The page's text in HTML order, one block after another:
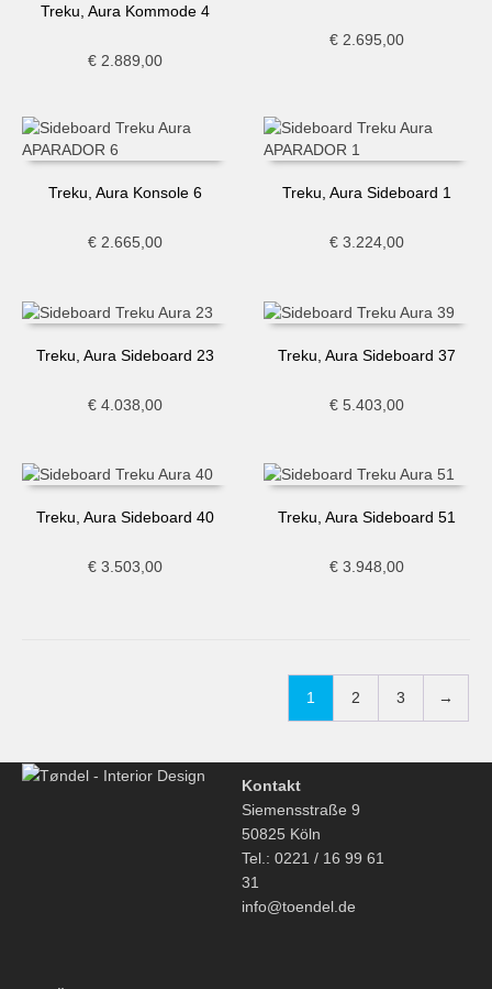
Treku, Aura Kommode 4
€2.889,00
€ 2.695,00
Treku, Aura Konsole 6
€2.665,00
Treku, Aura Sideboard 1
€ 3.224,00
Treku, Aura Sideboard 23
€4.038,00
Treku, Aura Sideboard 37
€ 5.403,00
Treku, Aura Sideboard 40
€3.503,00
Treku, Aura Sideboard 51
€ 3.948,00
1 2 3 →
Kontakt
Siemensstraße 9
50825 Köln
Tel.: 0221 / 16 99 61
31
info@toendel.de